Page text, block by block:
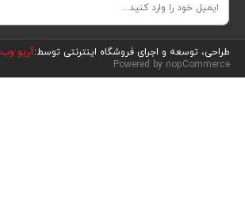
مشاهده محصولات(8) طراحی، توسعه و اجرای فروشگاه اینترنتی توسط:آریو وب
Powered by nopCommerce